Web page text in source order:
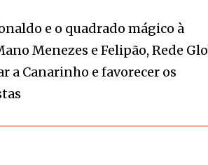
e o quadrado mágico à
Menezes e Felipão, Rede
a Canarinho e favorecer os